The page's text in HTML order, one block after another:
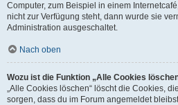
Computer, zum Beispiel in einem
nicht zur Verfügung steht, dann wurde sie
Administration ausgeschaltet.
Nach oben
Wozu ist die Funktion „Alle Cookies
„Alle Cookies löschen“ löscht die Cookies,
sorgen, dass du im Forum angemeldet